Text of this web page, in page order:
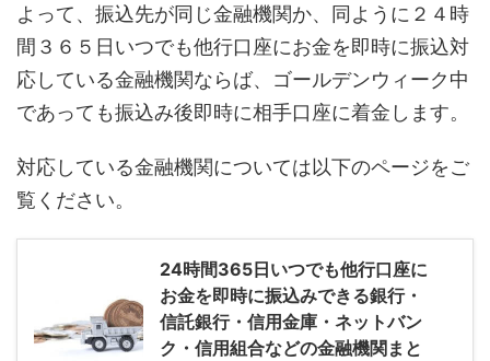
よって、振込先が同じ金融機関か、同ように２４時
間３６５日いつでも他行口座にお金を即時に振込対
応している金融機関ならば、ゴールデンウィーク中
であっても振込み後即時に相手口座に着金します。
対応している金融機関については以下のページをご
覧ください。
24時間365日いつでも他行口座に
お金を即時に振込みできる銀行・
信託銀行・信用金庫・ネットバン
ク・信用組合などの金融機関まと